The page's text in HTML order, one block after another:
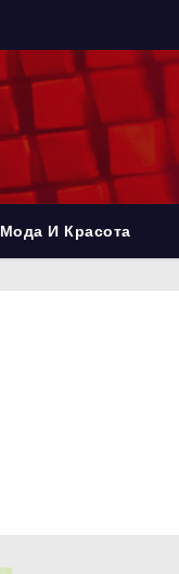
Мода И Красота